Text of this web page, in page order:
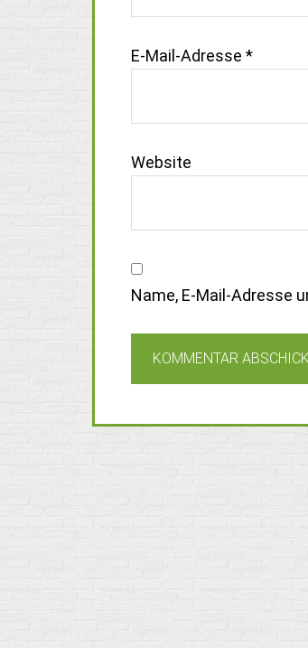
E-Mail-Adresse *
Website
Name, E-Mail-Adresse